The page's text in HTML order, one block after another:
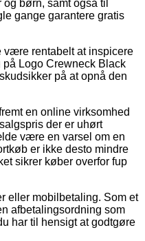
børn, samt også til
gange garantere gratis
være rentabelt at inspicere
Logo Crewneck Black
på at opnå den
en online virksomhed
der er uhørt
være en varsel om en
er ikke desto mindre
sikrer køber overfor fup
eller mobilbetaling. Som et
afbetalingsordning som
har til hensigt at godtgøre